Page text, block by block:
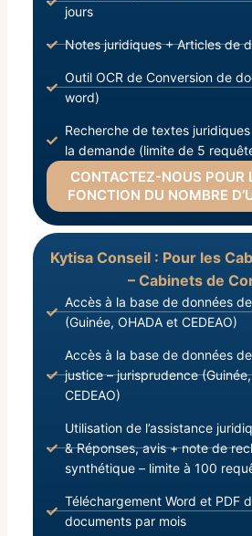
jours
Notes juridiques + Articles de
Outil OCR de Conversion de
word)
Recherche de textes
la demande (limite de 5
CONTACTEZ-NOUS POUR
FONCTION DU NOMBRE
Kytisa Conseil : Pour les
– Cabinets de
Accès à la base de données
(Guinée, OHADA et CEDEAO)
Accès à la base de données
justice – jurisprudence
CEDEAO)
Utilisation de l’assistance
& Réponses, avis + note de
synthétique – limite à 100
Téléchargement Word et PDF
documents par mois